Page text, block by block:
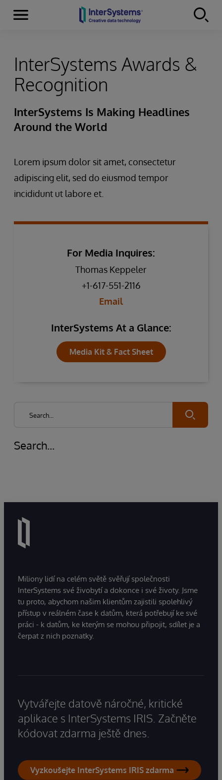
Skip to content
Menu
InterSystems Awards &
Recognition
InterSystems Is Making Headlines
Around the World
Lorem ipsum dolor sit amet, consectetur
adipiscing elit, sed do eiusmod tempor
incididunt ut labore et.
For Media Inquires:
Thomas Keppeler
+1-617-551-2116
Email
InterSystems At a Glance:
Media Kit & Fact Sheet
Submit
Search...
Miliony lidí na celém světě svěřují společnosti
InterSystems své živobytí a dokonce i své životy. Jsme
tu proto, abychom našim klientům zajistili spolehlivý
přístup v reálném čase k datům, která potřebují ke své
práci - k datům, ke kterým se mohou připojit, sdílet je a
čerpat z nich poznatky.
Vytvářejte datově náročné, kritické
aplikace s InterSystems IRIS. Začněte
kódovat zdarma ještě dnes.
Vyzkoušejte InterSystems IRIS zdarma